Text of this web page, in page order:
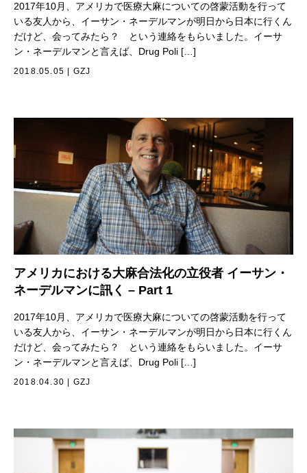
2017年10月、アメリカで医療大麻についての啓蒙活動を行って
いる友人から、イーサン・ネーデルマンが明日から日本に行くん
だけど、会ってみたら？ という連絡をもらいました。イーサ
ン・ネーデルマンと言えば、Drug Poli […]
2018.05.05 GZJ
アメリカにおける大麻合法化の立役者 イーサン・
ネーデルマンに訊く – Part 1
2017年10月、アメリカで医療大麻についての啓蒙活動を行って
いる友人から、イーサン・ネーデルマンが明日から日本に行くん
だけど、会ってみたら？ という連絡をもらいました。イーサ
ン・ネーデルマンと言えば、Drug Poli […]
2018.04.30 GZJ